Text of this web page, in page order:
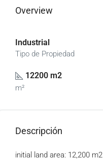
Overview
Industrial
Tipo de Propiedad
12200 m2
m²
Descripción
initial land area: 12,200 m2